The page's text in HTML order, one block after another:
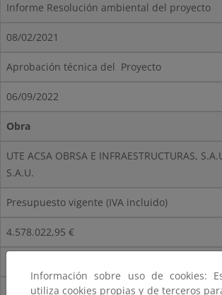
Informe Resolución ambiental del proyecto
08/02/2021
Aprobación técnica del Proyecto
06/09/2022
Obra
UTE ACSA OBRSA E INFRAESTRUCTURAS,
S.A.U.
Presupuesto vigente (IVA incluido)
4.578.022,95 €
22/12/2022
Información sobre uso de cookies:
utiliza cookies propias y de terceros